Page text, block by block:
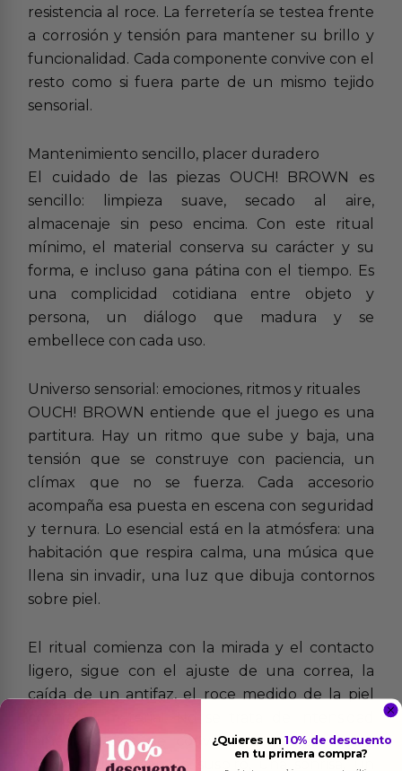
resistencia al roce. La ferretería se testea frente
a corrosión y tensión para mantener su brillo y
funcionalidad. Cada componente convive con el
resto como si fuera parte de un mismo tejido
sensorial.
Mantenimiento sencillo, placer duradero
El cuidado de las piezas OUCH! BROWN es
sencillo: limpieza suave, secado al aire,
almacenaje sin peso encima. Con este ritual
mínimo, el material conserva su carácter y su
forma, e incluso gana pátina con el tiempo. Es
una complicidad cotidiana entre objeto y
persona, un diálogo que madura y se
embellece con cada uso.
Universo sensorial: emociones, ritmos y rituales
OUCH! BROWN entiende que el juego es una
partitura. Hay un ritmo que sube y baja, una
tensión que se construye con paciencia, un
clímax que no se fuerza. Cada accesorio
acompaña esa puesta en escena con seguridad
y ternura. Lo esencial está en la atmósfera: una
habitación que respira calma, una música que
llena sin invadir, una luz que dibuja contornos
sobre piel.
El ritual comienza con la mirada y el contacto
ligero, sigue con el ajuste de una correa, la
caída de un antifaz, el roce medido de la piel
contra el material. No se trata de intensidad
inmediata, sino de conversación sensorial. Un
“ouch” puede ser un suspiro, una sonrisa, un
¿Quieres un10% de descuento
en tu primera compra?